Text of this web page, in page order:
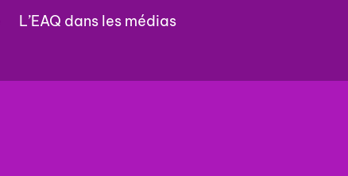
L’EAQ dans les médias